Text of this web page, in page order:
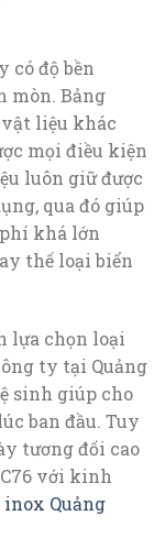
có độ bền
mòn. Bảng
liệu khác
mọi điều kiện
luôn giữ được
qua đó giúp
khá lớn
thế loại biển
lựa chọn loại
ty tại Quảng
sinh giúp cho
ban đầu. Tuy
tương đối cao
với kinh
Quảng